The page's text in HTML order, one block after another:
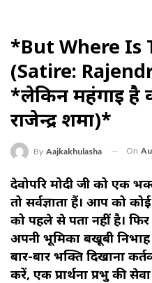
*But Where
(Satire:
*लेकिन महंगाई है
राजेन्द्र शर्मा)*
By Aajkakhulasha On
देवोपरि मोदी जी को एक
तो सर्वज्ञाता हैं। आप को
को पहले से पता नहीं है।
अपनी भूमिका बखूबी
बार-बार भक्ति दिखाना
करें, एक प्रार्थना प्रभु की